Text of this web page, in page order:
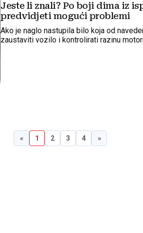
Jeste li znali? Po boji dima iz
predvidjeti mogući problemi
Ako je naglo nastupila bilo koja od
zaustaviti vozilo i kontrolirati razinu
« 1 2 3 4 »